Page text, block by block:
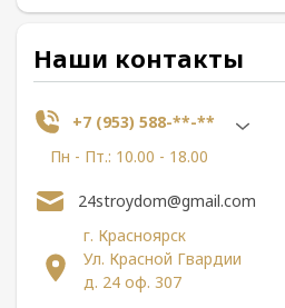
Наши контакты
+7 (953) 588-**-**
Пн - Пт.: 10.00 - 18.00
г. Красноярск
Ул. Красной Гвардии
д. 24 оф. 307
24stroydom@gmail.com